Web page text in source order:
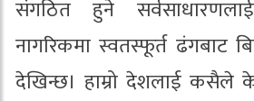
संगठित हुने
नागरिकमा स्वतस्फूर्त ढंगबाट
देखिन्छ। हाम्रो देशलाई कसैले